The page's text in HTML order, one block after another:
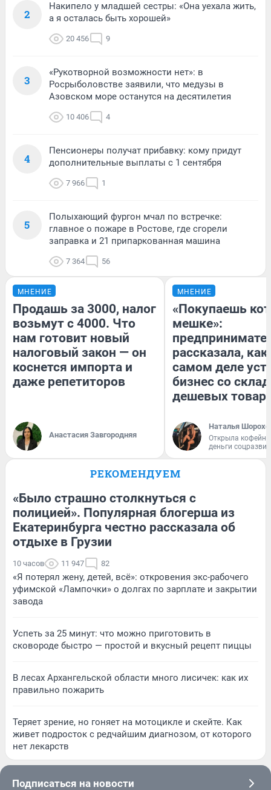
2
Накипело у младшей сестры: «Она уехала жить,
а я осталась быть хорошей»
20 456 9
3
«Рукотворной возможности нет»: в
Росрыболовстве заявили, что медузы в
Азовском море останутся на десятилетия
10 406 4
4
Пенсионеры получат прибавку: кому придут
дополнительные выплаты с 1 сентября
7 966 1
5
Полыхающий фургон мчал по встречке:
главное о пожаре в Ростове, где сгорели
заправка и 21 припаркованная машина
7 364 56
МНЕНИЕ
Продашь за 3000, налог
возьмут с 4000. Что
нам готовит новый
налоговый закон — он
коснется импорта и
даже репетиторов
Анастасия Завгородняя
МНЕНИЕ
«Покупаешь
мешке»:
рассказала, как
самом деле
бизнес со
дешевых
Наталья
Открыла
деньги
РЕКОМЕНДУЕМ
«Было страшно столкнуться с
полицией». Популярная блогерша из
Екатеринбурга честно рассказала об
отдыхе в Грузии
10 часов 11 947 82
«Я потерял жену, детей, всё»: откровения экс-рабочего
уфимской «Лампочки» о долгах по зарплате и закрытии
завода
Успеть за 25 минут: что можно приготовить в
сковороде быстро — простой и вкусный рецепт пиццы
В лесах Архангельской области много лисичек: как их
правильно пожарить
Теряет зрение, но гоняет на мотоцикле и скейте. Как
живет подросток с редчайшим диагнозом, от которого
нет лекарств
Подписаться на новости